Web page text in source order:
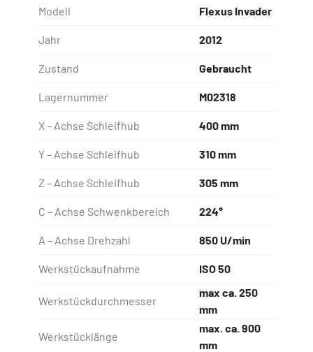
Modell Flexus Invader
Jahr 2012
Zustand Gebraucht
Lagernummer M02318
X – Achse Schleifhub 400 mm
Y – Achse Schleifhub 310 mm
Z – Achse Schleifhub 305 mm
C – Achse Schwenkbereich 224°
A – Achse Drehzahl 850 U/min
Werkstückaufnahme ISO 50
Werkstückdurchmesser
max ca. 250
mm
Werkstücklänge
max. ca. 900
mm